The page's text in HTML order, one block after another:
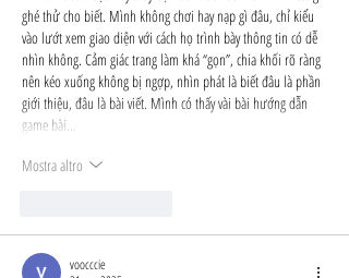
ghé thử cho biết. Mình không chơi hay nạp gì đâu, chỉ kiểu
vào lướt xem giao diện với cách họ trình bày thông tin có dễ
nhìn không. Cảm giác trang làm khá “gọn”, chia khối rõ ràng
nên kéo xuống không bị ngợp, nhìn phát là biết đâu là phần
giới thiệu, đâu là bài viết. Mình có thấy vài bài hướng dẫn
game bài…
Mostra altro
voocccie